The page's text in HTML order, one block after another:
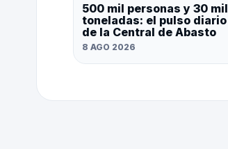
500 mil personas y 30 mil
toneladas: el pulso diario
de la Central de Abasto
8 AGO 2026